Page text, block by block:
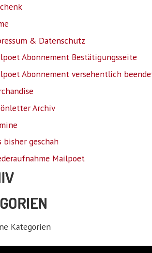
& Datenschutz
Abonnement Bestätigungsseite
Abonnement versehentlich
Archiv
bisher geschah
Mailpoet
Kategorien